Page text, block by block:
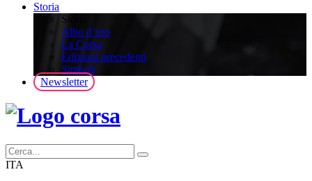
Storia
Storia
Albo d’oro
La Corsa
Edizioni precedenti
Simboli
Newsletter
ITA